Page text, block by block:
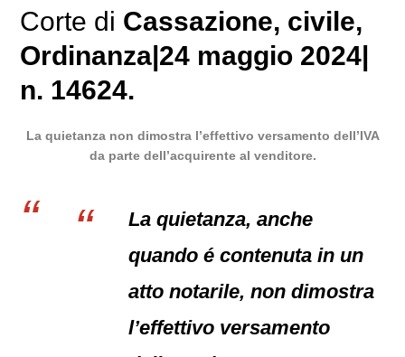
Corte di Cassazione, civile,
Ordinanza|24 maggio 2024|
n. 14624.
La quietanza non dimostra l’effettivo versamento dell’IVA
da parte dell’acquirente al venditore.
La quietanza, anche
quando é contenuta in un
atto notarile, non dimostra
l’effettivo versamento